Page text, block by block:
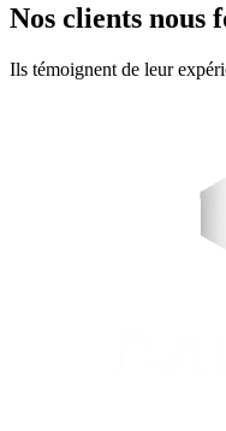
Nos clients nous
Ils témoignent de leur